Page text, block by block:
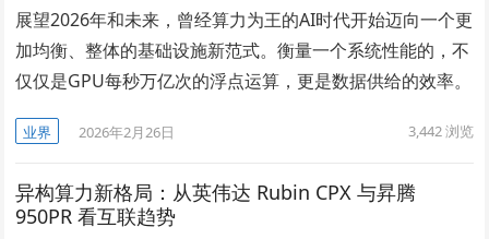
展望2026年和未来，曾经算力为王的AI时代开始迈向一个更
加均衡、整体的基础设施新范式。衡量一个系统性能的，不
仅仅是GPU每秒万亿次的浮点运算，更是数据供给的效率。
业界 2026年2月26日 3,442浏览
异构算力新格局：从英伟达 Rubin CPX 与昇腾
950PR 看互联趋势